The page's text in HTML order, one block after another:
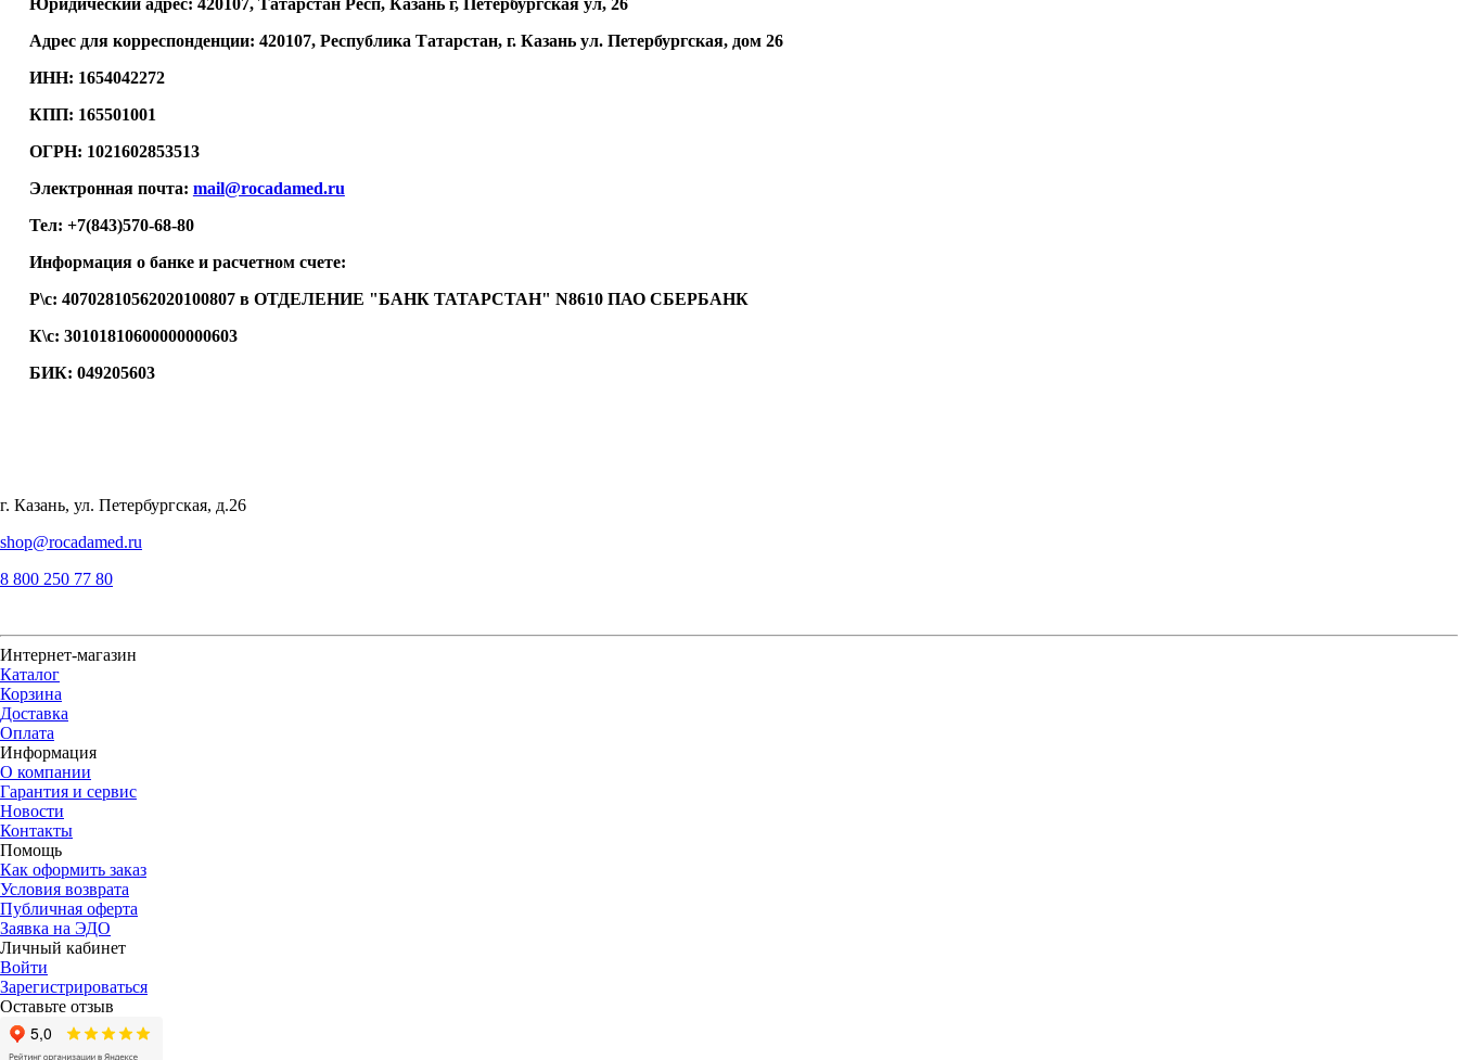
Юридический адрес: 420107, Татарстан Респ, Казань г, Петербургская ул, 26
Адрес для корреспонденции: 420107, Республика Татарстан, г. Казань ул. Петербургская, дом 26
ИНН: 1654042272
КПП: 165501001
ОГРН: 1021602853513
Электронная почта: mail@rocadamed.ru
Тел: +7(843)570-68-80
Информация о банке и расчетном счете:
Р\с: 40702810562020100807 в ОТДЕЛЕНИЕ "БАНК ТАТАРСТАН" N8610 ПАО СБЕРБАНК
К\с: 30101810600000000603
БИК: 049205603
г. Казань, ул. Петербургская, д.26
shop@rocadamed.ru
8 800 250 77 80
Интернет-магазин
Каталог
Корзина
Доставка
Оплата
Информация
О компании
Гарантия и сервис
Новости
Контакты
Помощь
Как оформить заказ
Условия возврата
Публичная оферта
Заявка на ЭДО
Личный кабинет
Войти
Зарегистрироваться
Оставьте отзыв